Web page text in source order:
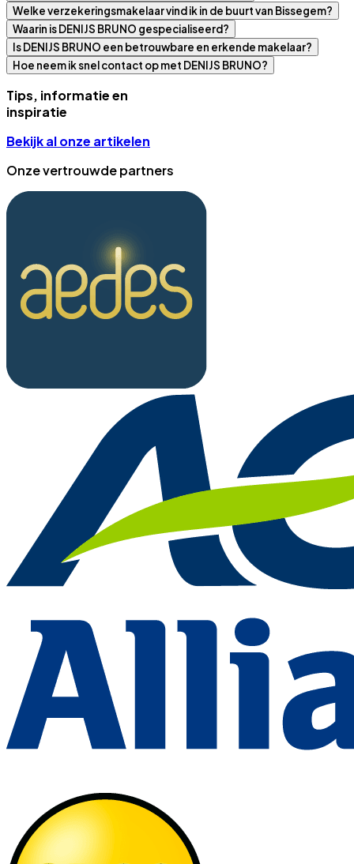
Welke verzekeringsmakelaar vind ik in de buurt van Bissegem?
Waarin is DENIJS BRUNO gespecialiseerd?
Is DENIJS BRUNO een betrouwbare en erkende makelaar?
Hoe neem ik snel contact op met DENIJS BRUNO?
Tips, informatie en
inspiratie
Bekijk al onze artikelen
Onze vertrouwde partners